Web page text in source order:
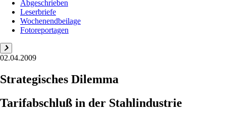
Abgeschrieben
Leserbriefe
Wochenendbeilage
Fotoreportagen
02.04.2009
Strategisches Dilemma
Tarifabschluß in der Stahlindustrie